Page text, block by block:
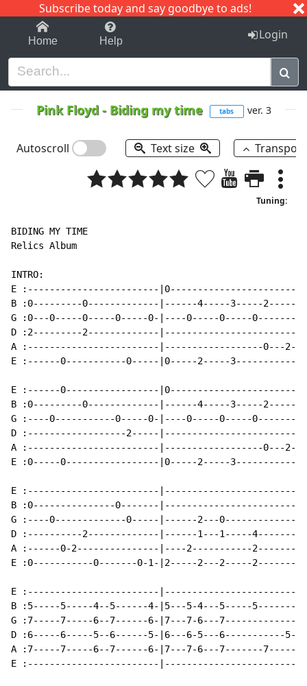
Subscribe today and say goodbye to ads!
1-9 C I J
Home Help Login
Pink Floyd- Biding my time tabs ver. 3
Autoscroll Text size
Tuning:
BIDING MY TIME
Relics Album
INTRO:
E :------------------------|0-----------------------|
B :0---------0-------------|------4-----3-----2-----|
G :0---0-----0-----0-----0-|----0-----0-----0-------|
D :2---------2-------------|------------------------|
A :------------------------|------------------0---2-|
E :------0-----------0-----|0-----2-----3-----------|
E :------0-----------------|0-----------------------|
B :0---------0-------------|------4-----3-----2-----|
G :----0-----------0-----0-|----0-----0-----0-------|
D :------------------2-----|------------------------|
A :------------------------|------------------0---2-|
E :0-----0-----------------|0-----2-----3-----------|
E :------------------------|------------------------|
B :0---------------0-------|------------------------|
G :----0-------------0-----|------2---0-------------|
D :----------2-------------|------1---1-----4-------|
A :------0-2---------------|----2-----------2-------|
E :0-----------0-------0-1-|2-----2---2-----2-------|
E :------------------------|------------------------|
B :5-----5-----4--5------4-|5---5-4---5-----5-------|
G :7-----7-----6--7------6-|7---7-6---7-------------|
D :6-----6-----5--6------5-|6---6-5---6-----------5-|
A :7-----7-----6--7------6-|7---7-6---7-------7-----|
E :------------------------|------------------------|